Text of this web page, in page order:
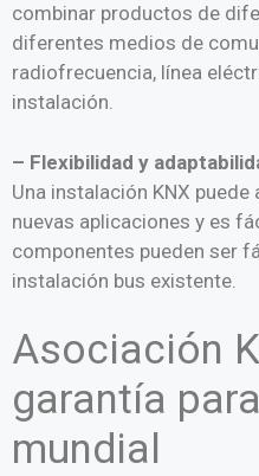
combinar productos de
diferentes medios de
radiofrecuencia, línea
instalación.
– Flexibilidad y
Una instalación KNX
nuevas aplicaciones y es
componentes pueden ser
instalación bus existente.
Asociación
garantía
mundial